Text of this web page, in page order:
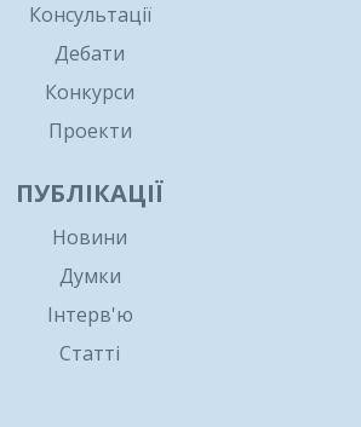
Консультації
Дебати
Конкурси
Проекти
ПУБЛІКАЦІЇ
Новини
Думки
Інтерв'ю
Статті